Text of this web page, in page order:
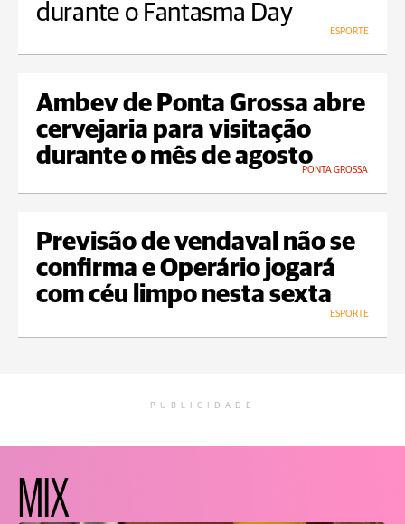
durante o Fantasma Day
ESPORTE
Ambev de Ponta Grossa abre
cervejaria para visitação
durante o mês de agosto
PONTA GROSSA
Previsão de vendaval não se
confirma e Operário jogará
com céu limpo nesta sexta
ESPORTE
PUBLICIDADE
MIX